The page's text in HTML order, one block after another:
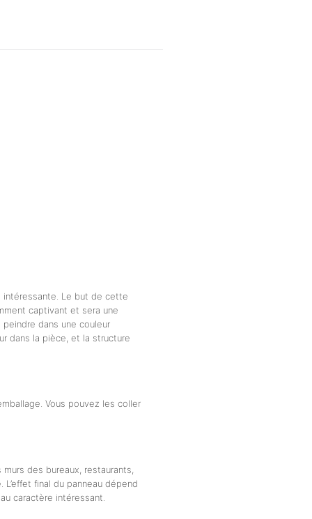
intéressante. Le but de cette
captivant et sera une
dans une couleur
dans la pièce, et la structure
Vous pouvez les coller
des bureaux, restaurants,
final du panneau dépend
caractère intéressant.